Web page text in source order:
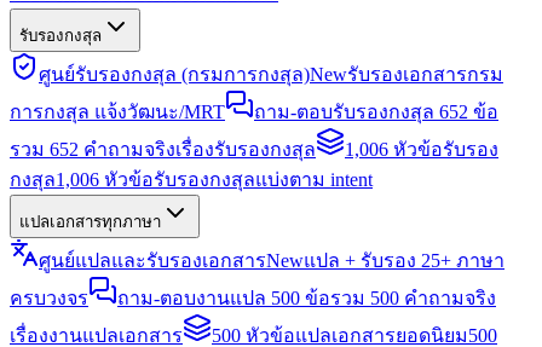
รับรองกงสุล
ศูนย์รับรองกงสุล (กรมการกงสุล)Newรับรองเอกสารกรม
การกงสุล แจ้งวัฒนะ/MRT
ถาม-ตอบรับรองกงสุล 652 ข้อ
รวม 652 คำถามจริงเรื่องรับรองกงสุล
1,006 หัวข้อรับรอง
กงสุล1,006 หัวข้อรับรองกงสุลแบ่งตาม intent
แปลเอกสารทุกภาษา
ศูนย์แปลและรับรองเอกสารNewแปล + รับรอง 25+ ภาษา
ครบวงจร
ถาม-ตอบงานแปล 500 ข้อรวม 500 คำถามจริง
เรื่องงานแปลเอกสาร
500 หัวข้อแปลเอกสารยอดนิยม500